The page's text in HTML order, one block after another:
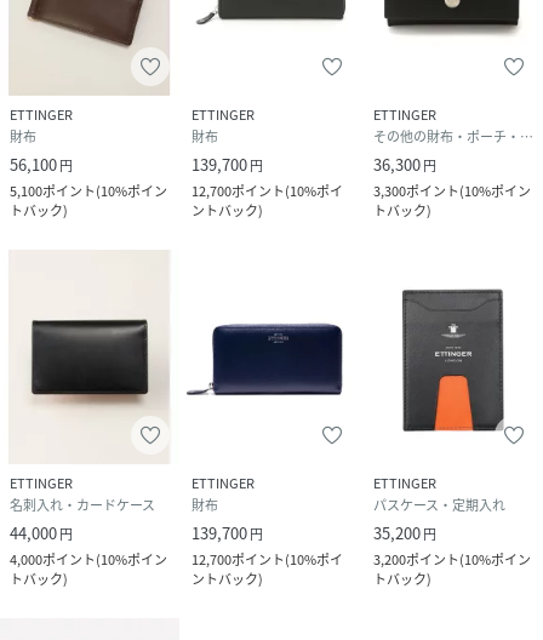
ETTINGER
財布
56,100円
5,100ポイント(10%ポイン
トバック)
ETTINGER
財布
139,700円
12,700ポイント(10%ポイ
ントバック)
ETTINGER
その他の財布・ポーチ・ケース
36,300円
3,300ポイント(10%ポイン
トバック)
ETTINGER
名刺入れ・カードケース
44,000円
4,000ポイント(10%ポイン
トバック)
ETTINGER
財布
139,700円
12,700ポイント(10%ポイ
ントバック)
ETTINGER
パスケース・定期入れ
35,200円
3,200ポイント(10%ポイン
トバック)